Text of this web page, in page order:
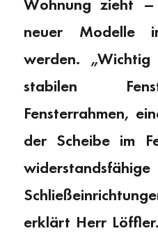
neuer Modelle
werden.
stabilen
Fensterrahmen,
der Scheibe im
erklärt Herr